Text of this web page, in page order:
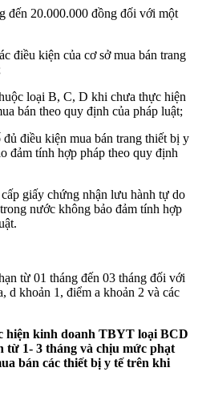
đến 20.000.000 đồng đối với một
điều kiện của cơ sở mua bán trang
loại B, C, D khi chưa thực hiện
bán theo quy định của pháp luật;
điều kiện mua bán trang thiết bị y
đảm tính hợp pháp theo quy định
giấy chứng nhận lưu hành tự do
nước không bảo đảm tính hợp
từ 01 tháng đến 03 tháng đối với
d khoản 1, điểm a khoản 2 và các
hiện kinh doanh TBYT loại BCD
từ 1- 3 tháng và chịu mức phạt
bán các thiết bị y tế trên khi